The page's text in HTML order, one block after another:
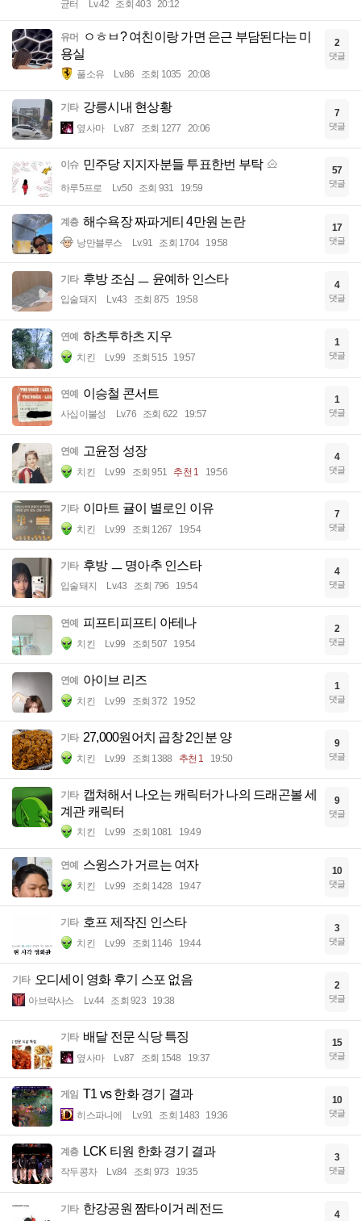
균터 Lv.42 조회 403 20:12
유머
ㅇㅎㅂ? 여친이랑 가면 은근 부담된다는 미
용실
풀소유 Lv.86 조회 1035 20:08
2
댓글
기타 강릉시내 현상황
옆사마 Lv.87 조회 1277 20:06
7
댓글
이슈 민주당 지지자분들 투표한번 부탁
하루5프로 Lv.50 조회 931 19:59
57
댓글
계층 해수욕장 짜파게티 4만원 논란
낭만블루스 Lv.91 조회 1704 19:58
17
댓글
기타 후방 조심 ㅡ 윤예하 인스타
입술돼지 Lv.43 조회 875 19:58
4
댓글
연예 하츠투하츠 지우
치킨 Lv.99 조회 515 19:57
1
댓글
연예 이승철 콘서트
사십이불성 Lv.76 조회 622 19:57
1
댓글
연예 고윤정 성장
치킨 Lv.99 조회 951 추천 1 19:56
4
댓글
기타 이마트 귤이 별로인 이유
치킨 Lv.99 조회 1267 19:54
7
댓글
기타 후방 ㅡ 명아추 인스타
입술돼지 Lv.43 조회 796 19:54
4
댓글
연예 피프티피프티 아테나
치킨 Lv.99 조회 507 19:54
2
댓글
연예 아이브 리즈
치킨 Lv.99 조회 372 19:52
1
댓글
기타 27,000원어치 곱창 2인분 양
치킨 Lv.99 조회 1388 추천 1 19:50
9
댓글
기타 캡쳐해서 나오는 캐릭터가 나의 드래곤볼 세
계관 캐릭터
치킨 Lv.99 조회 1081 19:49
9
댓글
연예 스윙스가 거르는 여자
치킨 Lv.99 조회 1428 19:47
10
댓글
기타 호프 제작진 인스타
치킨 Lv.99 조회 1146 19:44
3
댓글
기타 오디세이 영화 후기 스포 없음
아브락사스 Lv.44 조회 923 19:38
2
댓글
기타 배달 전문 식당 특징
옆사마 Lv.87 조회 1548 19:37
15
댓글
게임 T1 vs 한화 경기 결과
히스파니에 Lv.91 조회 1483 19:36
10
댓글
계층 LCK 티원 한화 경기 결과
작두콩차 Lv.84 조회 973 19:35
3
댓글
기타 한강공원 짬타이거 레전드 4